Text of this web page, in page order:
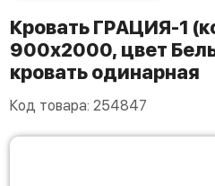
Кровать ГРАЦИЯ-1 (комплект)
900х2000, цвет
кровать одинарная
Код товара: 254847